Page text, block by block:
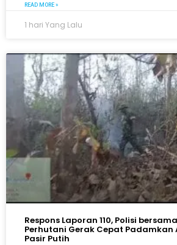
READ MORE »
1 hari Yang Lalu
Respons Laporan 110, Polisi
Perhutani Gerak Cepat Padamkan
Pasir Putih